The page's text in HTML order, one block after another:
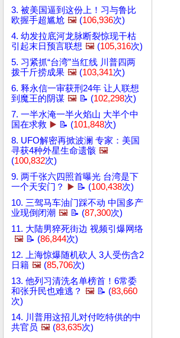
3. 被美国逼到这份上！习与鲁比
欧握手超尴尬 🖼️ (106,936次)
4. 幼发拉底河龙脉断裂惊现干枯
引起末日预言联想 🖼️ (105,316次)
5. 习紧抓“台湾”当红线 川普四两
拨千斤捞成果 🖼️ (103,341次)
6. 释永信一审获刑24年 让人联想
到魔王的阴谋 🖼️ 📝 (102,298次)
7. 一半水淹一半火焰山 大半个中
国在求救 ▶️ 📝 (101,848次)
8. UFO解密再掀波澜 专家：美国
寻获4种外星生命遗骸 🖼️
(100,832次)
9. 两千张六四照首曝光 台湾是下
一个天安门？
▶️ 📝 (100,438次)
10. 三驾马车油门踩不动 中国多产
业现倒闭潮 🖼️ 📝 (87,300次)
11. 大陆男猝死街边 视频引爆网络
🖼️ 📝 (86,844次)
12. 上海惊爆随机砍人 3人受伤含2
日籍 🖼️ (85,706次)
13. 他列习清洗名单榜首！6常委
和张升民也难逃？ 🖼️ 📝 (83,660
次)
14. 川普用这招儿对付吃特供的中
共官员 🖼️ (83,635次)